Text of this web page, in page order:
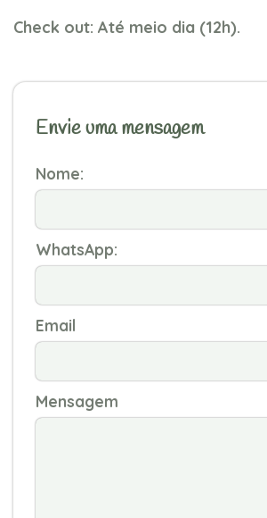
Check out: Até meio dia (12h).
Envie uma mensagem
Nome:
WhatsApp:
Email
Mensagem